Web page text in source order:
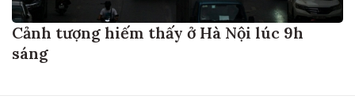
Cảnh tượng hiếm thấy ở Hà Nội lúc 9h
sáng